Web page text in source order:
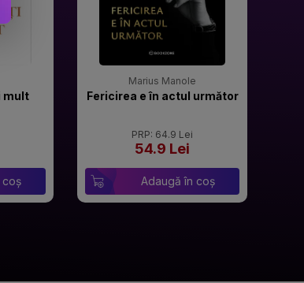
mult
coș
Marius Manole
Fericirea e în actul următor
PRP: 64.9 Lei
54.9 Lei
Adaugă în coș